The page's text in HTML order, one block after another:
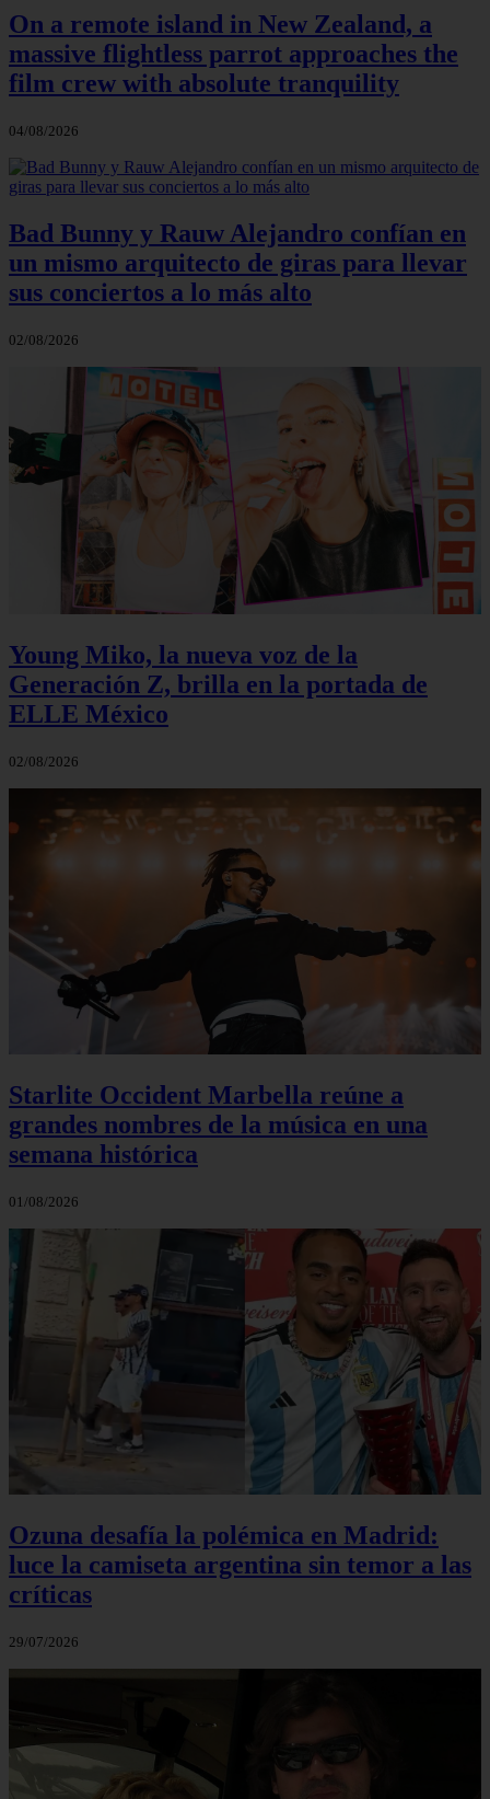
On a remote island in New Zealand, a
massive flightless parrot approaches the
film crew with absolute tranquility
04/08/2026
Bad Bunny y Rauw Alejandro confían en
un mismo arquitecto de giras para llevar
sus conciertos a lo más alto
02/08/2026
Young Miko, la nueva voz de la
Generación Z, brilla en la portada de
ELLE México
02/08/2026
Starlite Occident Marbella reúne a
grandes nombres de la música en una
semana histórica
01/08/2026
Ozuna desafía la polémica en Madrid:
luce la camiseta argentina sin temor a las
críticas
29/07/2026